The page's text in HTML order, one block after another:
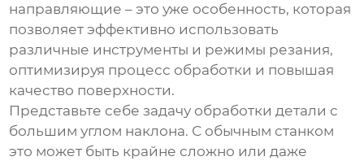
направляющие – это уже особенность, которая
позволяет эффективно использовать
различные инструменты и режимы резания,
оптимизируя процесс обработки и повышая
качество поверхности.
Представьте себе задачу обработки детали с
большим углом наклона. С обычным станком
это может быть крайне сложно или даже